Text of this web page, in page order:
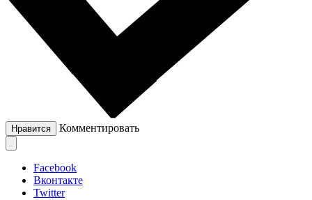
Нравится Комментировать
Facebook
Вконтакте
Twitter